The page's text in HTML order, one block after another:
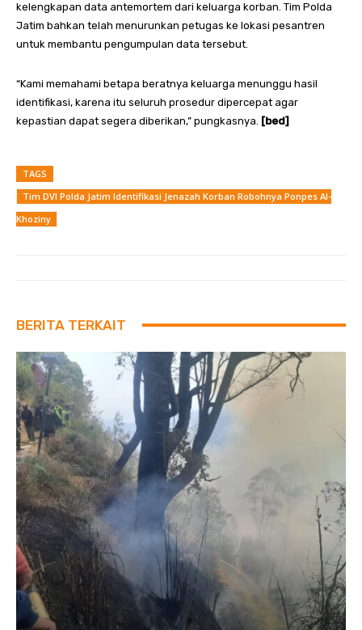
kelengkapan data antemortem dari keluarga korban. Tim Polda
Jatim bahkan telah menurunkan petugas ke lokasi pesantren
untuk membantu pengumpulan data tersebut.
“Kami memahami betapa beratnya keluarga menunggu hasil
identifikasi, karena itu seluruh prosedur dipercepat agar
kepastian dapat segera diberikan,” pungkasnya. [bed]
TAGS
Tim DVI Polda Jatim Identifikasi Jenazah Korban Robohnya Ponpes Al-
Khoziny
BERITA TERKAIT